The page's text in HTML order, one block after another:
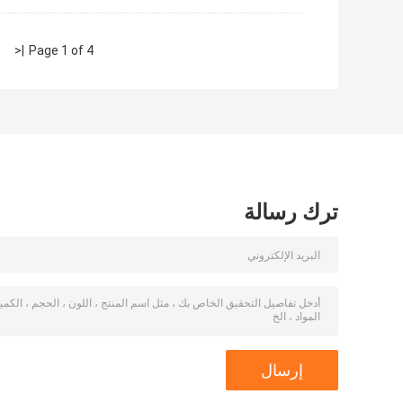
Page 1 of 4
|<
ترك رسالة